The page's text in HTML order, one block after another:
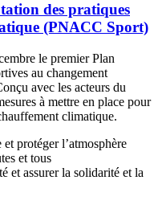
des pratiques
(PNACC Sport)
le premier Plan
au changement
avec les acteurs du
à mettre en place pour
climatique.
protéger l’atmosphère
et tous
et assurer la solidarité et la